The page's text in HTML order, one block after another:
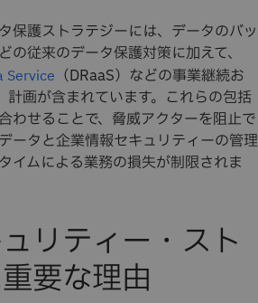
保護ストラテジーには、データのバッ
の従来のデータ保護対策に加えて、
Service （DRaaS）などの事業継続お
計画が含まれています。これらの包括
わせることで、脅威アクターを阻止で
ータと企業情報セキュリティーの管理
イムによる業務の損失が制限されま
リティー・スト
要な理由